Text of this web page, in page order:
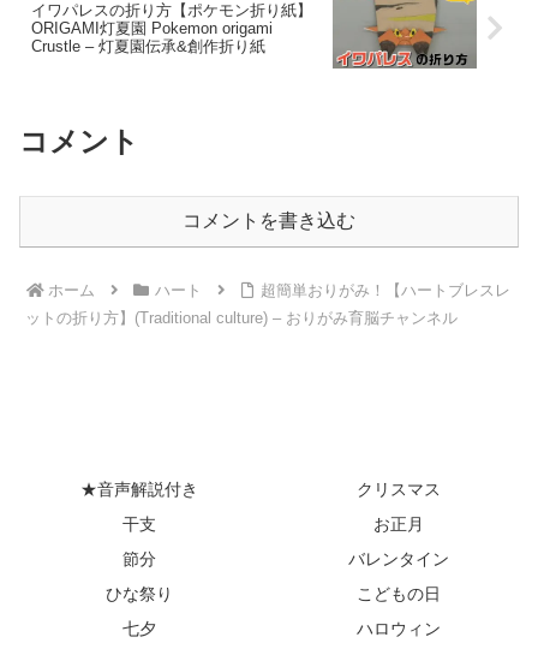
イワパレスの折り方【ポケモン折り紙】
ORIGAMI灯夏園 Pokemon origami
Crustle – 灯夏園伝承&創作折り紙
コメント
コメントを書き込む
ホーム ハート
超簡単おりがみ！【ハートブレスレ
ットの折り方】(Traditional culture) – おりがみ育脳チャンネル
★音声解説付き
クリスマス
干支
お正月
節分
バレンタイン
ひな祭り
こどもの日
七夕
ハロウィン